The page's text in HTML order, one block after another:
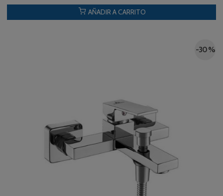
AÑADIR A CARRITO
-30 %